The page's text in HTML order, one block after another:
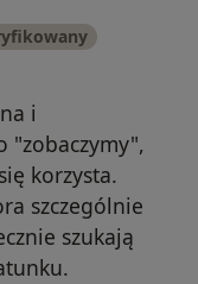
i
"zobaczymy",
korzysta.
szczególnie
szukają